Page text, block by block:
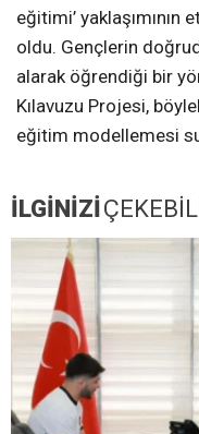
eğitimi’
oldu. Gençlerin
alarak öğrendiği bir
Kılavuzu Projesi,
eğitim modellemesi
İLGİNİZİ